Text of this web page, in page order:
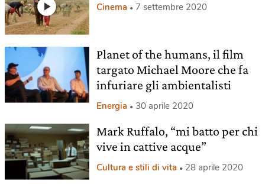
Cinema 7 settembre 2020
Planet of the humans, il film
targato Michael Moore che fa
infuriare gli ambientalisti
Energia 30 aprile 2020
Mark Ruffalo, “mi batto per chi
vive in cattive acque”
Cultura e stili di vita 28 aprile 2020